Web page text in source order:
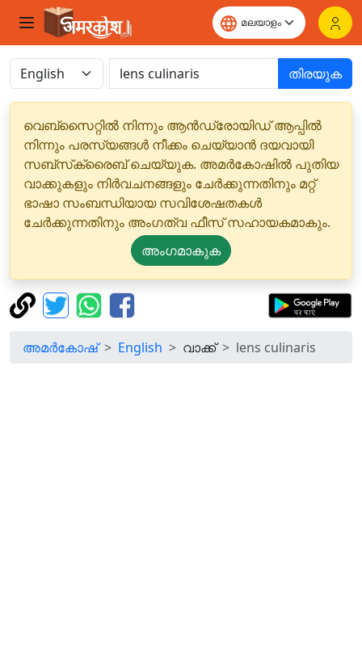
തിരയുക
വെബ്‌സൈറ്റിൽ നിന്നും ആൻഡ്രോയിഡ് ആപ്പിൽ
നിന്നും പരസ്യങ്ങൾ നീക്കം ചെയ്യാൻ ദയവായി
സബ്‌സ്‌ക്രൈബ് ചെയ്യുക. അമർകോഷിൽ പുതിയ
വാക്കുകളും നിർവചനങ്ങളും ചേർക്കുന്നതിനും മറ്റ്
ഭാഷാ സംബന്ധിയായ സവിശേഷതകൾ
ചേർക്കുന്നതിനും അംഗത്വ ഫീസ് സഹായകമാകും.
അംഗമാകുക
അമർകോഷ് English വാക്ക് lens culinaris